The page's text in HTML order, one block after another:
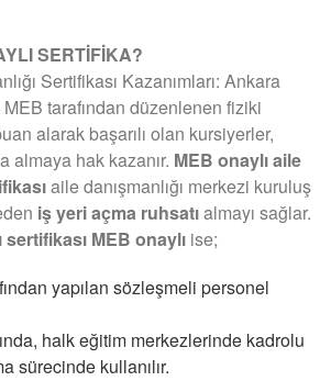
SERTİFİKA?
Sertifikası Kazanımları: Ankara
tarafından düzenlenen fiziki
alarak başarılı olan kursiyerler,
almaya hak kazanır. MEB onaylı aile
aile danışmanlığı merkezi kuruluş
iş yeri açma ruhsatıalmayı sağlar.
sertifikası MEB onaylı ise;
yapılan sözleşmeli personel
halk eğitim merkezlerinde kadrolu
sürecinde kullanılır.